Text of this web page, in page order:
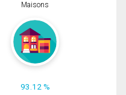
Maisons
93.12 %